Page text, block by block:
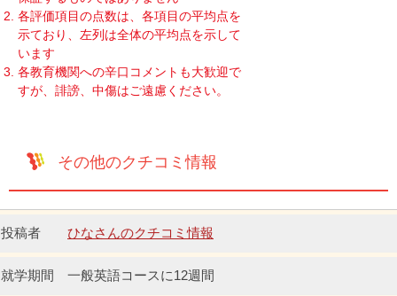
各評価項目の点数は、各項目の平均点を
示ており、左列は全体の平均点を示して
います
各教育機関への辛口コメントも大歓迎で
すが、誹謗、中傷はご遠慮ください。
その他のクチコミ情報
ひなさんのクチコミ情報
一般英語コースに12週間